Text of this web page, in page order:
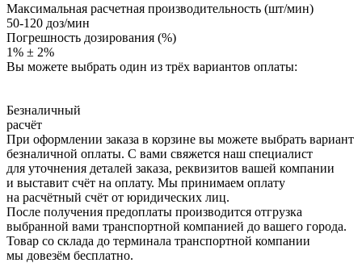
Максимальная расчетная производительность (шт/мин)
50-120 доз/мин
Погрешность дозирования (%)
1% ± 2%
Вы можете выбрать один из трёх вариантов оплаты:
Безналичный
расчёт
При оформлении заказа в корзине вы можете выбрать вариант
безналичной оплаты. С вами свяжется наш специалист
для уточнения деталей заказа, реквизитов вашей компании
и выставит счёт на оплату. Мы принимаем оплату
на расчётный счёт от юридических лиц.
После получения предоплаты производится отгрузка
выбранной вами транспортной компанией до вашего города.
Товар со склада до терминала транспортной компании
мы довезём бесплатно.